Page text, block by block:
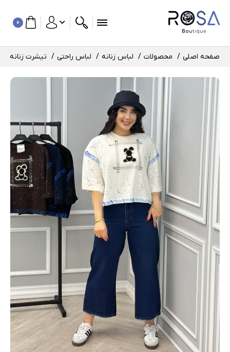
0
صفحه اصلی محصولات لباس زنانه لباس راحتی تیشرت زنانه و